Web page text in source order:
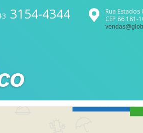
3154-4344
Rua
CEP 86.181-